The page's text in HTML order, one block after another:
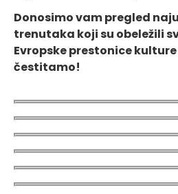
Donosimo vam pregled
trenutaka koji su obeležili
Evropske prestonice
čestitamo!